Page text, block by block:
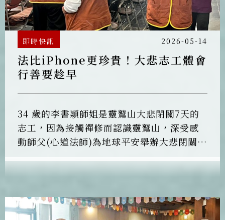
即時快訊 2026-05-14
法比iPhone更珍貴！大悲志工體會
行善要趁早
34 歲的李書穎師姐是靈鷲山大悲閉關7天的
志工，因為接觸禪修而認識靈鷲山，深受感
動師父(心道法師)為地球平安舉辦大悲閉關的
志工人力不足後轉念：「既然都要來了，何